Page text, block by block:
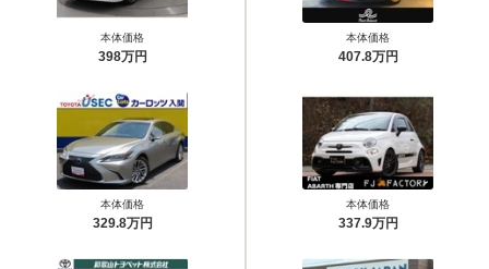
本体価格
398万円
本体価格
329.8万円
本体価格
407.8万円
本体価格
337.9万円